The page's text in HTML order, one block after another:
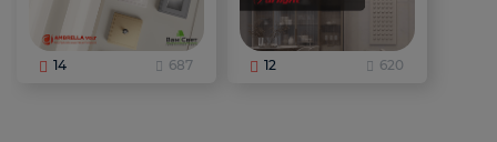
14 687 12 620